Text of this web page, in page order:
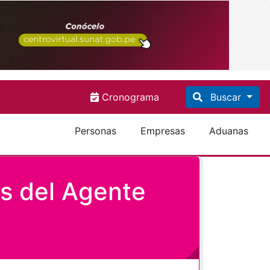
Cronograma Buscar
Personas Empresas Aduanas
del Agente